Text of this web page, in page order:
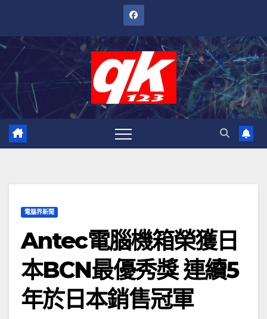
內
電腦界新聞
Antec電腦機箱榮獲日
本BCN最優秀獎 連續5
年於日本銷售冠軍